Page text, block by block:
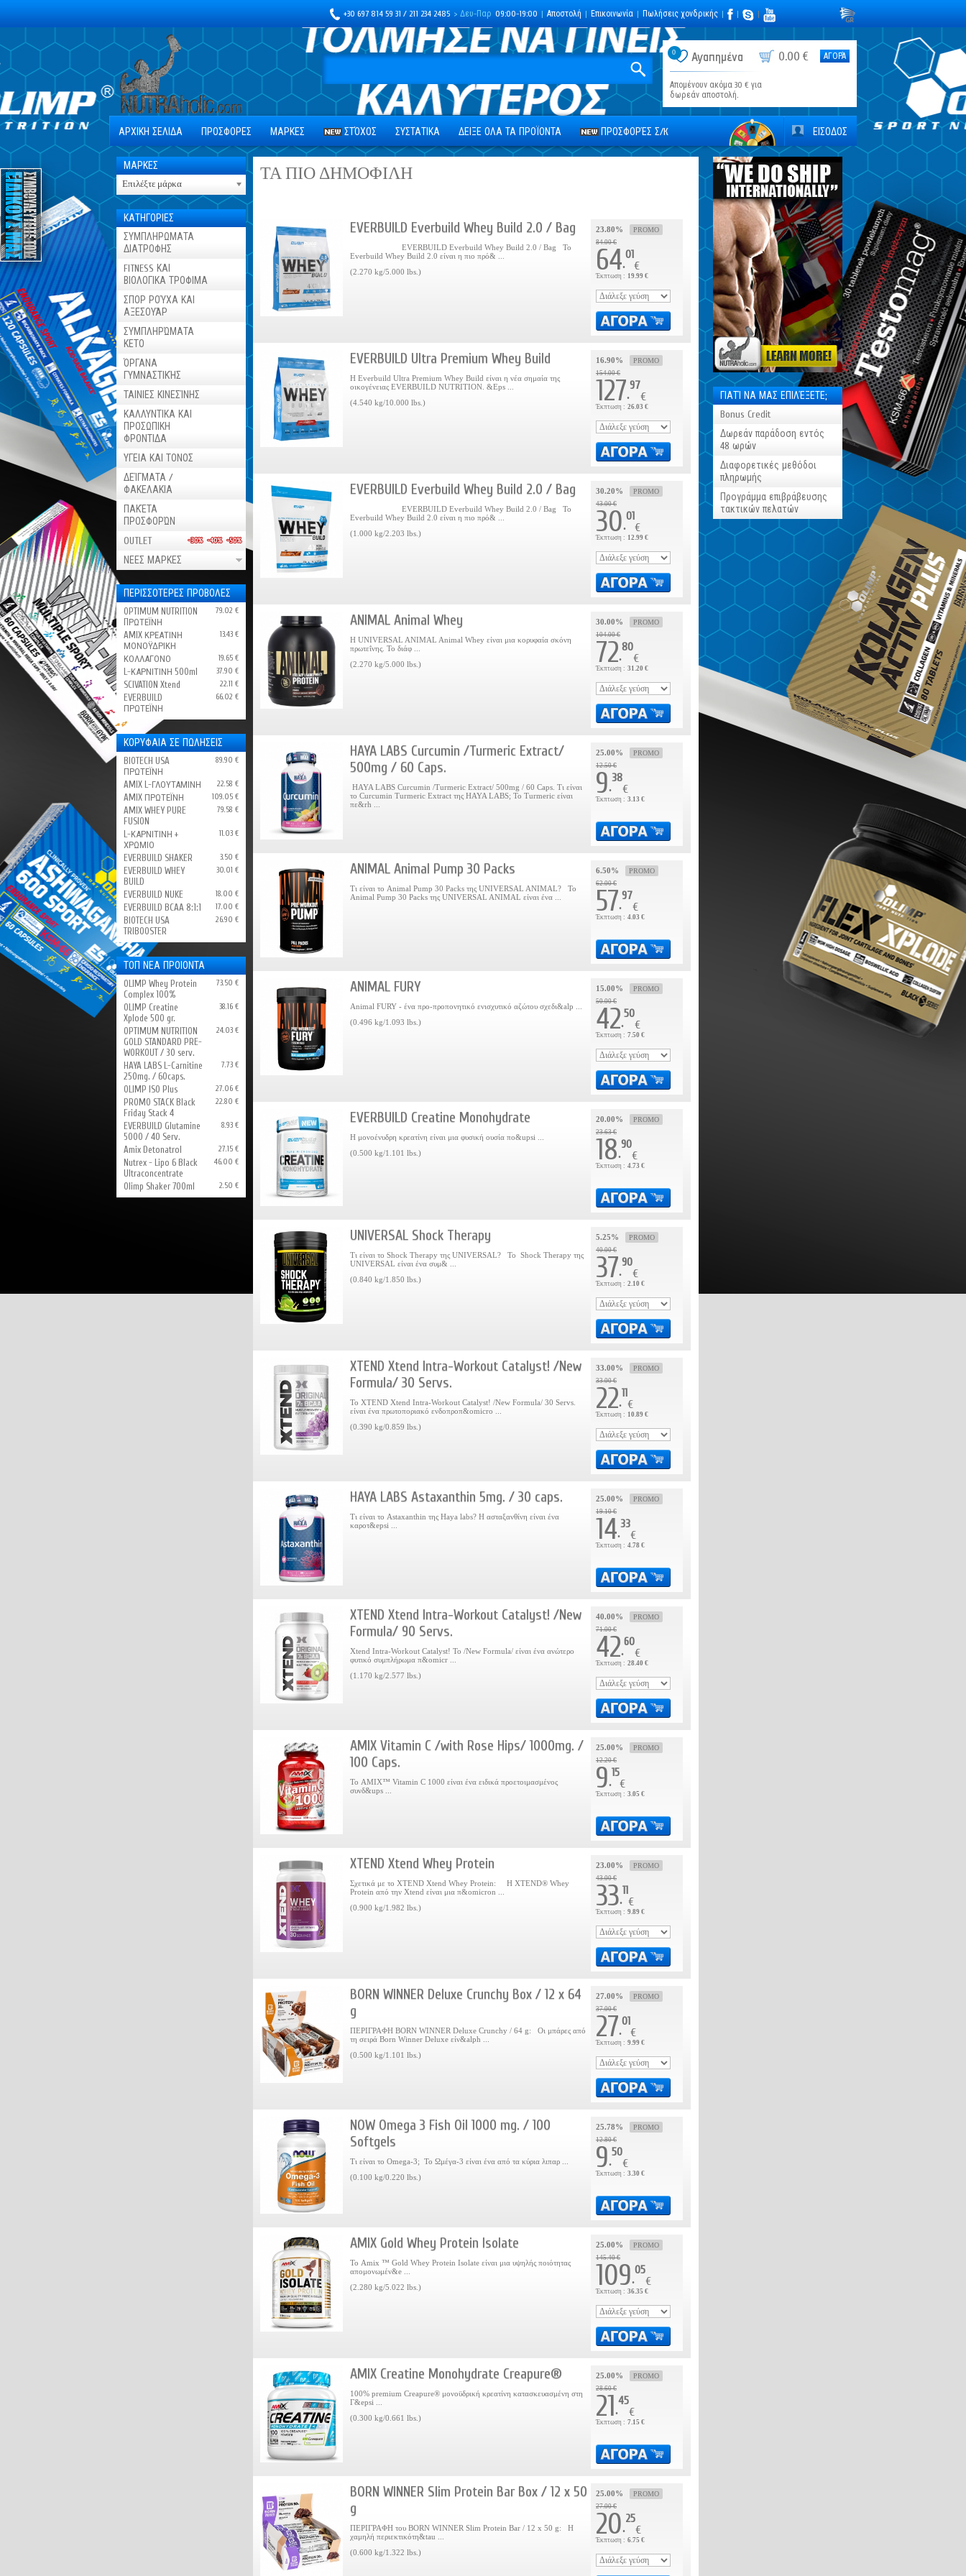
+30 697 814 59 31 / 211 234 2485 > Δευ-Παρ 09:00-19:00 | Αποστολή | Επικοινωνία | Πωλήσεις χονδρικής | | |
0 Αγαπημένα 0.00 € ΑΓΟΡΆ
Απομένουν ακόμα 30 € για
δωρεάν αποστολή.
ΑΡΧΙΚΗ ΣΕΛΙΔΑ ΠΡΟΣΦΟΡΕΣ ΜΑΡΚΕΣ ΣΤΌΧΟΣ ΣΥΣΤΑΤΙΚΑ ΔΕΙΞΕ ΟΛΑ ΤΑ ΠΡΟΪΟΝΤΑ ΠΡΟΣΦΟΡΈΣ Σ/К ΕΙΣΟΔΟΣ
ΜΑΡΚΕΣ
Επιλέξτε μάρκα
ΚΑΤΗΓΟΡΙΕΣ
ΣΥΜΠΛΗΡΩΜΑΤΑ
ΔΙΑΤΡΟΦΗΣ
FITNESS ΚΑΙ
ΒΙΟΛΟΓΙΚΑ ΤΡΟΦΙΜΑ
ΣΠΟΡ ΡΟΎΧΑ ΚΑΙ
ΑΞΕΣΟΥΆΡ
ΣΥΜΠΛΗΡΏΜΑΤΑ
ΚΕΤΟ
ΌΡΓΑΝΑ
ΓΥΜΝΑΣΤΙΚΉΣ
ΤΑΙΝΙΕΣ ΚΙΝΕΣΊΝΗΣ
ΚΑΛΛΥΝΤΙΚΑ ΚΑΙ
ΠΡΟΣΩΠΙΚΗ
ΦΡΟΝΤΙΔΑ
ΥΓΕΙΑ ΚΑΙ ΤΟΝΟΣ
ΔΕΊΓΜΑΤΑ /
ΦΑΚΕΛΑΚΙΑ
ΠΑΚΈΤΑ
ΠΡΟΣΦΟΡΏΝ
OUTLET
ΝΕΕΣ ΜΑΡΚΕΣ
ΠΕΡΙΣΣΟΤΕΡΕΣ ΠΡΟΒΟΛΕΣ
OPTIMUM NUTRITION
ПΡΩΤΕΪΝΗ
79.02 €
AMIX ΚΡΕΑΤΙΝΗ
ΜΟΝΟΫΔΡΙΚΗ
13.43 €
ΚΟΛΛΑΓΟΝΟ 19.65 €
L-ΚΑΡΝΙΤΙΝΗ 500ml 37.90 €
SCIVATION Xtend 22.11 €
EVERBUILD
ΠΡΩΤΕΪΝΗ
66.02 €
ΚΟΡΥΦΑΙΑ ΣΕ ΠΩΛΗΣΕΙΣ
BIOTECH USA
ΠΡΩΤΕΪΝΗ
89.90 €
AMIX L-ΓΛΟΥΤΑΜΙΝΗ 22.58 €
AMIX ΠΡΩΤΕΪΝΗ 109.05 €
AMIX WHEY PURE
FUSION
79.58 €
L-ΚΑΡΝΙΤΙΝΗ +
ΧΡΩΜΙΟ
11.03 €
EVERBUILD SHAKER 3.50 €
EVERBUILD WHEY
BUILD
30.01 €
EVERBUILD NUKE 18.00 €
EVERBUILD BCAA 8:1:1 17.00 €
BIOTECH USA
TRIBOOSTER
26.90 €
ΤΟΠ ΝΕΑ ΠΡΟΙΟΝΤΑ
OLIMP Whey Protein
Complex 100%
73.50 €
OLIMP Creatine
Xplode 500 gr.
38.16 €
OPTIMUM NUTRITION
GOLD STANDARD PRE-
WORKOUT / 30 serv.
24.03 €
HAYA LABS L-Carnitine
250mg. / 60caps.
7.73 €
OLIMP ISO Plus 27.06 €
PROMO STACK Black
Friday Stack 4
22.80 €
EVERBUILD Glutamine
5000 / 40 Serv.
8.93 €
Amix Detonatrol 27.15 €
Nutrex - Lipo 6 Black
Ultraconcentrate
46.00 €
Olimp Shaker 700ml 2.50 €
ΤΑ ΠΙΟ ΔΗΜΟΦΙΛΗ
EVERBUILD Everbuild Whey Build 2.0 / Bag
EVERBUILD Everbuild Whey Build 2.0 / Bag Το
Everbuild Whey Build 2.0 είναι η πιο πρό& ...
(2.270 kg/5.000 lbs.)
23.80% PROMO
84.00 €
64.
01
€
Έκπτωση : 19.99 €
EVERBUILD Ultra Premium Whey Build
Η Everbuild Ultra Premium Whey Build είναι η νέα σημαία της
οικογένειας EVERBUILD NUTRITION. &Eps ...
(4.540 kg/10.000 lbs.)
16.90% PROMO
154.00 €
127.
97
€
Έκπτωση : 26.03 €
EVERBUILD Everbuild Whey Build 2.0 / Bag
EVERBUILD Everbuild Whey Build 2.0 / Bag Το
Everbuild Whey Build 2.0 είναι η πιο πρό& ...
(1.000 kg/2.203 lbs.)
30.20% PROMO
43.00 €
30.
01
€
Έκπτωση : 12.99 €
ANIMAL Animal Whey
Η UNIVERSAL ANIMAL Animal Whey είναι μια κορυφαία σκόνη
πρωτεΐνης. Το διάφ ...
(2.270 kg/5.000 lbs.)
30.00% PROMO
104.00 €
72.
80
€
Έκπτωση : 31.20 €
HAYA LABS Curcumin /Turmeric Extract/
500mg / 60 Caps.
HAYA LABS Curcumin /Turmeric Extract/ 500mg / 60 Caps. Τι είναι
το Curcumin Turmeric Extract της HAYA LABS; Το Turmeric είναι
πε&rh ...
25.00% PROMO
12.50 €
9.
38
€
Έκπτωση : 3.13 €
ANIMAL Animal Pump 30 Packs
Τι είναι το Animal Pump 30 Packs της UNIVERSAL ANIMAL? Το
Animal Pump 30 Packs της UNIVERSAL ANIMAL είναι ένα ...
6.50% PROMO
62.00 €
57.
97
€
Έκπτωση : 4.03 €
ANIMAL FURY
Animal FURY - ένα προ-προπονητικό ενισχυτικό αζώτου σχεδι&alp ...
(0.496 kg/1.093 lbs.)
15.00% PROMO
50.00 €
42.
50
€
Έκπτωση : 7.50 €
EVERBUILD Creatine Monohydrate
Η μονοένυδρη κρεατίνη είναι μια φυσική ουσία πο&upsi ...
(0.500 kg/1.101 lbs.)
20.00% PROMO
23.63 €
18.
90
€
Έκπτωση : 4.73 €
UNIVERSAL Shock Therapy
Τι είναι το Shock Therapy της UNIVERSAL? Το Shock Therapy της
UNIVERSAL είναι ένα συμ& ...
(0.840 kg/1.850 lbs.)
5.25% PROMO
40.00 €
37.
90
€
Έκπτωση : 2.10 €
XTEND Xtend Intra-Workout Catalyst! /New
Formula/ 30 Servs.
Το XTEND Xtend Intra-Workout Catalyst! /New Formula/ 30 Servs.
είναι ένα πρωτοποριακό ενδοπροπ&omicro ...
(0.390 kg/0.859 lbs.)
33.00% PROMO
33.00 €
22.
11
€
Έκπτωση : 10.89 €
HAYA LABS Astaxanthin 5mg. / 30 caps.
Τι είναι το Astaxanthin της Haya labs? Η ασταξανθίνη είναι ένα
καροτ&epsi ...
25.00% PROMO
19.10 €
14.
33
€
Έκπτωση : 4.78 €
XTEND Xtend Intra-Workout Catalyst! /New
Formula/ 90 Servs.
Xtend Intra-Workout Catalyst! Το /New Formula/ είναι ένα ανώτερο
φυτικό συμπλήρωμα π&omicr ...
(1.170 kg/2.577 lbs.)
40.00% PROMO
71.00 €
42.
60
€
Έκπτωση : 28.40 €
AMIX Vitamin C /with Rose Hips/ 1000mg. /
100 Caps.
Το AMIX™ Vitamin C 1000 είναι ένα ειδικά προετοιμασμένος
συνδ&ups ...
25.00% PROMO
12.20 €
9.
15
€
Έκπτωση : 3.05 €
XTEND Xtend Whey Protein
Σχετικά με το XTEND Xtend Whey Protein: Η XTEND® Whey
Protein από την Xtend είναι μια π&omicron ...
(0.900 kg/1.982 lbs.)
23.00% PROMO
43.00 €
33.
11
€
Έκπτωση : 9.89 €
BORN WINNER Deluxe Crunchy Box / 12 x 64
g
ΠΕΡΙΓΡΑΦΗ BORN WINNER Deluxe Crunchy / 64 g: Οι μπάρες από
τη σειρά Born Winner Deluxe είν&alph ...
(0.500 kg/1.101 lbs.)
27.00% PROMO
37.00 €
27.
01
€
Έκπτωση : 9.99 €
NOW Omega 3 Fish Oil 1000 mg. / 100
Softgels
Τι είναι το Omega-3; Το Ωμέγα-3 είναι ένα από τα κύρια λιπαρ ...
(0.100 kg/0.220 lbs.)
25.78% PROMO
12.80 €
9.
50
€
Έκπτωση : 3.30 €
AMIX Gold Whey Protein Isolate
Το Amix ™ Gold Whey Protein Isolate είναι μια υψηλής ποιότητας
απομονωμέν&e ...
(2.280 kg/5.022 lbs.)
25.00% PROMO
145.40 €
109.
05
€
Έκπτωση : 36.35 €
AMIX Creatine Monohydrate Creapure®
100% premium Creapure® μονοϋδρική κρεατίνη κατασκευασμένη στη
Γ&epsi ...
(0.300 kg/0.661 lbs.)
25.00% PROMO
28.60 €
21.
45
€
Έκπτωση : 7.15 €
BORN WINNER Slim Protein Bar Box / 12 x 50
g
ΠΕΡΙΓΡΑΦΗ του BORN WINNER Slim Protein Bar / 12 x 50 g: Η
χαμηλή περιεκτικότη&tau ...
(0.600 kg/1.322 lbs.)
25.00% PROMO
27.00 €
20.
25
€
Έκπτωση : 6.75 €
ΓΙΑΤΊ ΝΑ ΜΑΣ ΕΠΙΛΈΞΕΤΕ;
Bonus Credit
Δωρεάν παράδοση εντός
48 ωρών
Διαφορετικές μεθόδοι
πληρωμής
Προγράμμα επιβράβευσης
τακτικών πελατών